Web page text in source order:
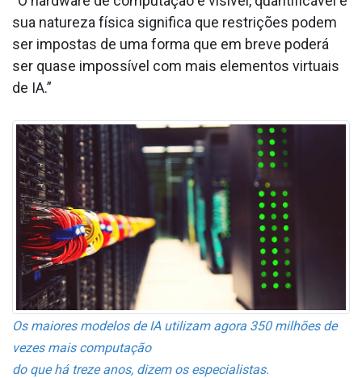
sua natureza física significa que restrições podem
ser impostas de uma forma que em breve poderá
ser quase impossível com mais elementos virtuais
de IA.”
Os maiores modelos de IA utilizam agora 350 milhões de
vezes mais computação
do que há treze anos, dizem os especialistas.